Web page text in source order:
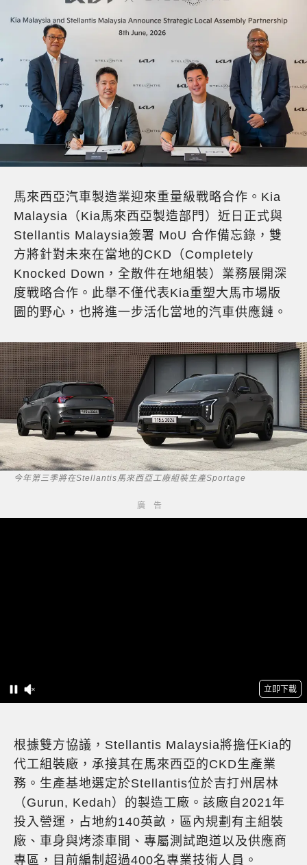
馬來西亞汽車製造業迎來重量級戰略合作。Kia
Malaysia（Kia馬來西亞製造部門）近日正式與
Stellantis Malaysia簽署 MoU 合作備忘錄，雙
方將針對未來在當地的CKD（Completely
Knocked Down，全散件在地組裝）業務展開深
度戰略合作。此舉不僅代表Kia重塑大馬市場版
圖的野心，也將進一步活化當地的汽車供應鏈。
今年第三季將在Stellantis馬來西亞工廠組裝生產Sportage
根據雙方協議，Stellantis Malaysia將擔任Kia的
代工組裝廠，承接其在馬來西亞的CKD生產業
務。生產基地選定於Stellantis位於吉打州居林
（Gurun, Kedah）的製造工廠。該廠自2021年
投入營運，占地約140英畝，區內規劃有主組裝
廠、車身與烤漆車間、專屬測試跑道以及供應商
專區，目前編制超過400名專業技術人員。